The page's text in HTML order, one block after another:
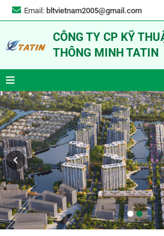
Email: bltvietnam2005@gmail.com
CÔNG TY CP KỸ
THÔNG MINH TATIN